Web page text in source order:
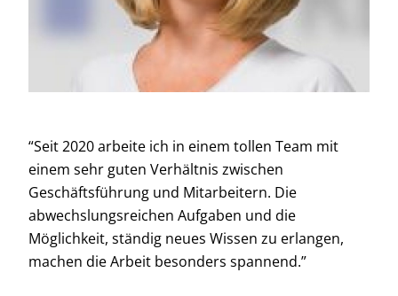
“Seit 2020 arbeite ich in einem tollen Team mit
einem sehr guten Verhältnis zwischen
Geschäftsführung und Mitarbeitern. Die
abwechslungsreichen Aufgaben und die
Möglichkeit, ständig neues Wissen zu erlangen,
machen die Arbeit besonders spannend.”